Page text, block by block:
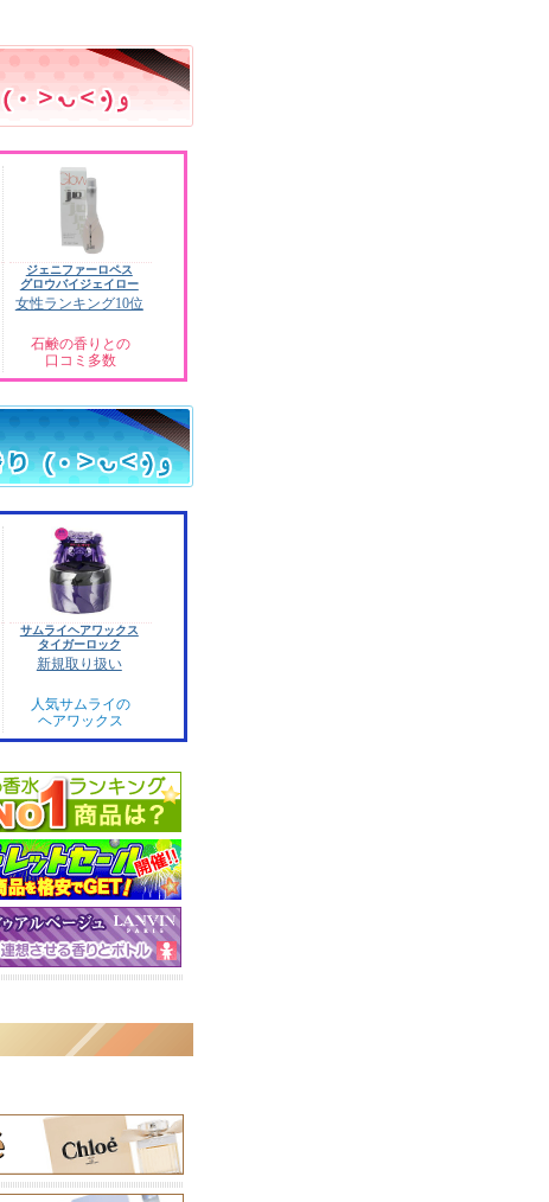
ジェニファーロペス
グロウバイジェイロー
女性ランキング10位
石鹸の香りとの
口コミ多数
サムライヘアワックス
タイガーロック
新規取り扱い
人気サムライの
ヘアワックス